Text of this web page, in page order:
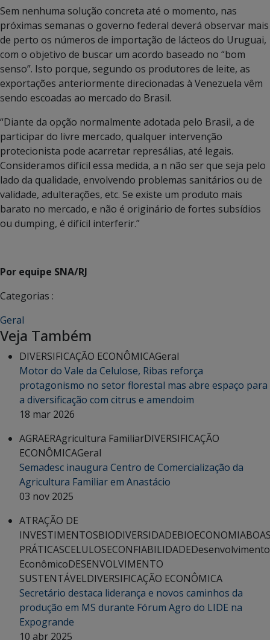
Sem nenhuma solução concreta até o momento, nas
próximas semanas o governo federal deverá observar mais
de perto os números de importação de lácteos do Uruguai,
com o objetivo de buscar um acordo baseado no “bom
senso”. Isto porque, segundo os produtores de leite, as
exportações anteriormente direcionadas à Venezuela vêm
sendo escoadas ao mercado do Brasil.
“Diante da opção normalmente adotada pelo Brasil, a de
participar do livre mercado, qualquer intervenção
protecionista pode acarretar represálias, até legais.
Consideramos difícil essa medida, a n não ser que seja pelo
lado da qualidade, envolvendo problemas sanitários ou de
validade, adulterações, etc. Se existe um produto mais
barato no mercado, e não é originário de fortes subsídios
ou dumping, é difícil interferir.”
Por equipe SNA/RJ
Categorias :
Geral
Veja Também
DIVERSIFICAÇÃO ECONÔMICAGeral
Motor do Vale da Celulose, Ribas reforça
protagonismo no setor florestal mas abre espaço para
a diversificação com citrus e amendoim
18 mar 2026
AGRAERAgricultura FamiliarDIVERSIFICAÇÃO
ECONÔMICAGeral
Semadesc inaugura Centro de Comercialização da
Agricultura Familiar em Anastácio
03 nov 2025
ATRAÇÃO DE
INVESTIMENTOSBIODIVERSIDADEBIOECONOMIA
PRÁTICASCELULOSECONFIABILIDADEDesenvolvimento
EconômicoDESENVOLVIMENTO
SUSTENTÁVELDIVERSIFICAÇÃO ECONÔMICA
Secretário destaca liderança e novos caminhos da
produção em MS durante Fórum Agro do LIDE na
Expogrande
10 abr 2025